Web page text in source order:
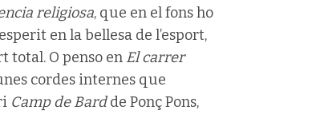
religiosa, que en el fons ho
en la bellesa de l’esport,
total. O penso en El carrer
cordes internes que
Camp de Bardde Ponç Pons,